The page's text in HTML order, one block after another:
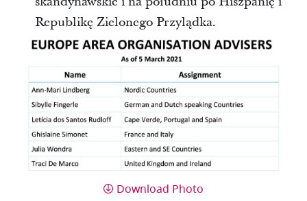
Republikę Zielonego Przylądka.
Download Photo